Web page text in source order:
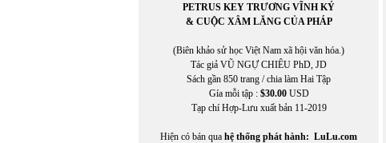
PETRUS KEY TRƯƠNG VĨNH KÝ
& CUỘC XÂM LĂNG CỦA PHÁP
(Biên khảo sử học Việt Nam xã hội văn hóa.)
Tác giả VŨ NGỰ CHIÊU PhD, JD
Sách gần 850 trang / chia làm Hai Tập
Gía mỗi tập : $30.00USD
Tạp chí Hợp-Lưu xuất bản 11-2019
Hiện có bán qua hệ thống phát hành: LuLu.com